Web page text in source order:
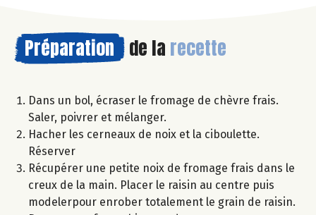
Préparation de la recette
Dans un bol, écraser le fromage de chèvre frais.
Saler, poivrer et mélanger.
Hacher les cerneaux de noix et la ciboulette.
Réserver
Récupérer une petite noix de fromage frais dans le
creux de la main. Placer le raisin au centre puis
modelerpour enrober totalement le grain de raisin.